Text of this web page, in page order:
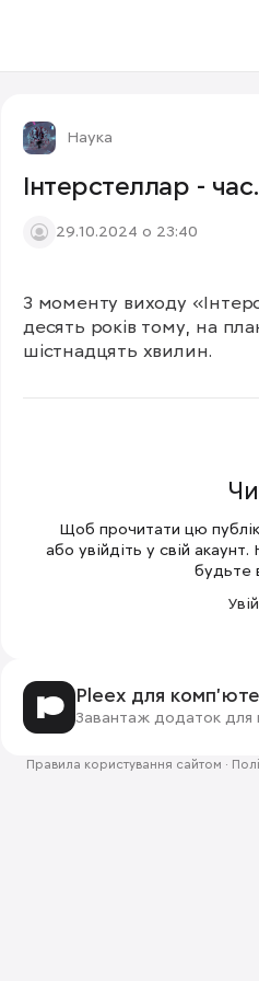
Наука
Інтерстеллар - час.
29.10.2024 о 23:40
З моменту виходу
десять років тому, на
шістнадцять хвилин.
Щоб прочитати цю
або увійдіть у свій
будьте
Pleex для
Завантаж додаток для
Правила користування сайтом ·